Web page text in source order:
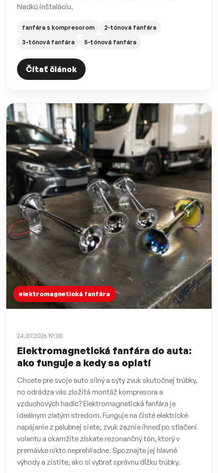
hladkú inštaláciu.
fanfára s kompresorom
2-tónová fanfára
3-tónová fanfára
5-tónová fanfára
Čítať článok
elektromagnetická fanfára
24.07.2026 19:38
Elektromagnetická fanfára do auta:
ako funguje a kedy sa oplatí
Chcete pre svoje auto silný a sýty zvuk skutočnej trúbky,
no odrádza vás zložitá montáž kompresora a
vzduchových hadíc? Elektromagnetická fanfára je
ideálnym zlatým stredom. Funguje na čisté elektrické
napájanie z palubnej siete, zvuk zaznie ihneď po stlačení
volantu a okamžite získate rezonančný tón, ktorý v
premávke nikto neprehliadne. Spoznajte jej hlavné
výhody a zistite, ako si vybrať správnu dĺžku trúbky.